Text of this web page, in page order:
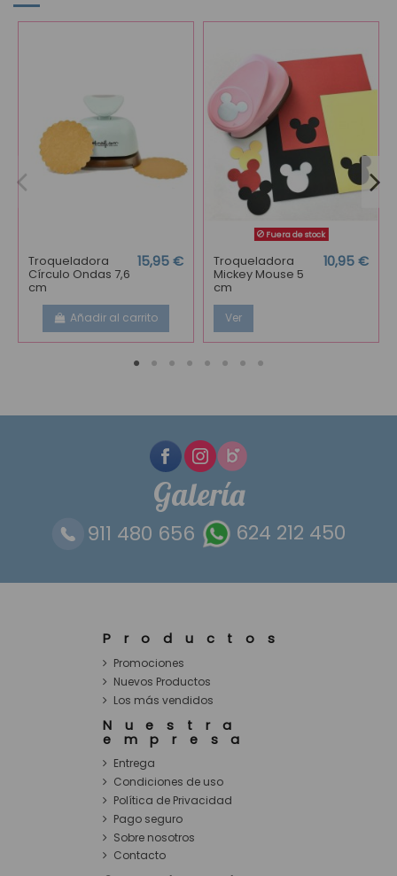
Troqueladora
Círculo Ondas 7,6
cm
15,95 €
Añadir al carrito
Fuera de stock
Troqueladora
Mickey Mouse 5
cm
10,95 €
Ver
Galería
911 480 656 624 212 450
Productos
Promociones
Nuevos Productos
Los más vendidos
Nuestra
empresa
Entrega
Condiciones de uso
Política de Privacidad
Pago seguro
Sobre nosotros
Contacto